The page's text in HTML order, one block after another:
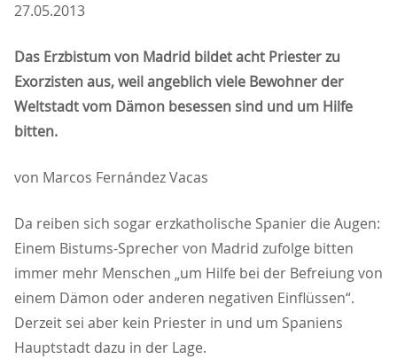
27.05.2013
Das Erzbistum von Madrid bildet acht Priester zu
Exorzisten aus, weil angeblich viele Bewohner der
Weltstadt vom Dämon besessen sind und um Hilfe
bitten.
von Marcos Fernández Vacas
Da reiben sich sogar erzkatholische Spanier die Augen:
Einem Bistums-Sprecher von Madrid zufolge bitten
immer mehr Menschen „um Hilfe bei der Befreiung von
einem Dämon oder anderen negativen Einflüssen“.
Derzeit sei aber kein Priester in und um Spaniens
Hauptstadt dazu in der Lage.